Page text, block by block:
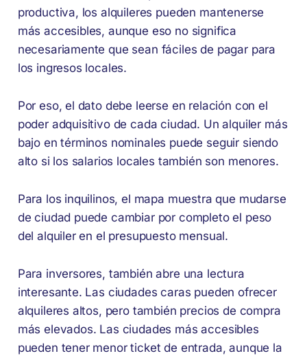
productiva, los alquileres pueden mantenerse
más accesibles, aunque eso no significa
necesariamente que sean fáciles de pagar para
los ingresos locales.
Por eso, el dato debe leerse en relación con el
poder adquisitivo de cada ciudad. Un alquiler más
bajo en términos nominales puede seguir siendo
alto si los salarios locales también son menores.
Para los inquilinos, el mapa muestra que mudarse
de ciudad puede cambiar por completo el peso
del alquiler en el presupuesto mensual.
Para inversores, también abre una lectura
interesante. Las ciudades caras pueden ofrecer
alquileres altos, pero también precios de compra
más elevados. Las ciudades más accesibles
pueden tener menor ticket de entrada, aunque la